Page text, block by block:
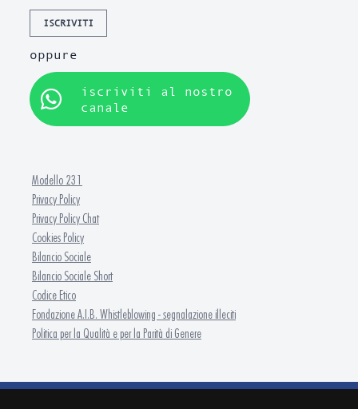
ISCRIVITI
oppure
iscriviti al nostro
canale
Modello 231
Privacy Policy
Privacy Policy Chat
Cookies Policy
Bilancio Sociale
Bilancio Sociale Short
Codice Etico
Fondazione A.I.B. Whistleblowing - segnalazione illeciti
Politica per la Qualità e per la Parità di Genere